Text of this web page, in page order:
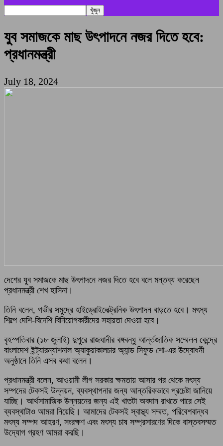
যুব সমাজকে মাছ উৎপাদনে নজর দিতে হবে:
প্রধানমন্ত্রী
July 18, 2024
দেশের যুব সমাজকে মাছ উৎপাদনে নজর দিতে হবে বলে মন্তব্য করেছেন
প্রধানমন্ত্রী শেখ হাসিনা।
তিনি বলেন, গভীর সমুদ্রে হাইড্রোইলেক্ট্রনিক উৎপাদন বাড়তে হবে। মৎস্য
শিল্পে দেশি-বিদেশি বিনিয়োগকারীদের সহায়তা দেওয়া হবে।
বৃহস্পতিবার (১৮ জুলাই) দুপুরে রাজধানীর বঙ্গবন্ধু আর্ন্তজাতিক সম্মেলন কেন্দ্রে
বাংলাদেশ ইন্ট্যারন্যাশনাল অ্যাকুয়াকালচার অ্যান্ড সিফুড শো-এর উদ্বোধনী
অনুষ্ঠানে তিনি এসব কথা বলেন।
প্রধানমন্ত্রী বলেন, আওয়ামী লীগ সরকার ক্ষমতায় আসার পর থেকে মৎস্য
সম্পদের টেকসই উন্নয়ন, ব্যবস্থাপনার জন্য আন্তরিকভাবে প্রচেষ্টা জানিয়ে
যাচ্ছি। আর্থসামাজিক উন্নয়নের জন্য এই খাতটা অবদান রাখতে পারে সেই
ব্যবস্থাটাও আমরা নিয়েছি। আমাদের টেকসই স্বাস্থ্য সম্মত, পরিবেশবান্ধব
মৎস্য সম্পদ আহরণ, সংরক্ষণ এবং মৎস্য চাষ সম্প্রসারণের দিকে বাস্তবসম্মত
উদ্যোগ গ্রহণ আমরা করছি।